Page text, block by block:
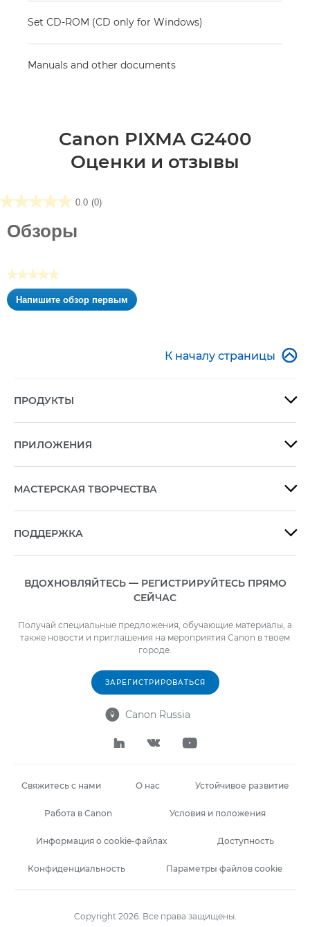
Set CD-ROM (CD only for Windows)
Manuals and other documents
Canon PIXMA G2400
Оценки и отзывы
0.0 (0)
0.0
из5
звезд.
Обзоры
★★★★★
Нет
оценки
Напишите обзор первым
.
диалогового
К началу страницы 
ПРОДУКТЫ 
ПРИЛОЖЕНИЯ 
МАСТЕРСКАЯ ТВОРЧЕСТВА 
ПОДДЕРЖКА 
ВДОХНОВЛЯЙТЕСЬ — РЕГИСТРИРУЙТЕСЬ ПРЯМО
СЕЙЧАС
Получай специальные предложения, обучающие материалы, а
также новости и приглашения на мероприятия Canon в твоем
городе.
ЗАРЕГИСТРИРОВАТЬСЯ
 Canon Russia
  
Свяжитесь с нами О нас Устойчивое развитие
Работа в Canon Условия и положения
Информация о cookie-файлах Доступность
Конфиденциальность Параметры файлов cookie
Copyright 2026. Все права защищены.